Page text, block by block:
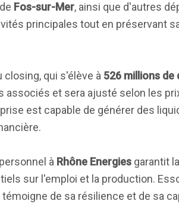
Fos-sur-Mer, ainsi que d'autres
principales tout en préservant
qui s'élève à 526 millions de
associés et sera ajusté selon les
est capable de générer des
à Rhône Energies garantit
sur l'emploi et la production.
témoigne de sa résilience et de sa